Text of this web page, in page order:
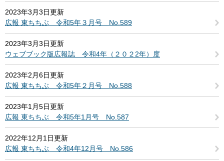
2023年3月3日更新
広報 東ちちぶ 令和5年３月号 No.589
2023年3月3日更新
ウェブブック版広報誌 令和4年（２０２2年）度
2023年2月6日更新
広報 東ちちぶ 令和5年２月号 No.588
2023年1月5日更新
広報 東ちちぶ 令和5年1月号 No.587
2022年12月1日更新
広報 東ちちぶ 令和4年12月号 No.586